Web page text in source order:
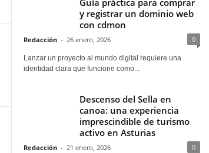
y registrar un dominio web
con cdmon
Redacción - 26 enero, 2026 0
Lanzar un proyecto al mundo digital requiere una
identidad clara que funcione como...
Descenso del Sella en
canoa: una experiencia
imprescindible de turismo
activo en Asturias
Redacción - 21 enero, 2026 0